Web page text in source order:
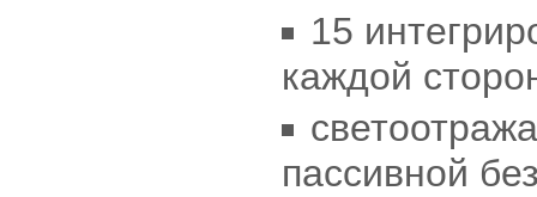
15
каждой
пассивной